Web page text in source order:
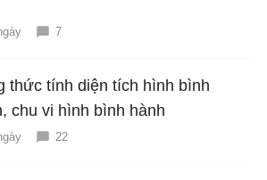
7
thức tính diện tích hình bình
chu vi hình bình hành
22